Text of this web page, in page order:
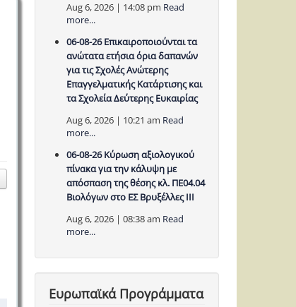
Aug 6, 2026 | 14:08 pm Read
more...
06-08-26 Επικαιροποιούνται τα
ανώτατα ετήσια όρια δαπανών
για τις Σχολές Ανώτερης
Επαγγελματικής Κατάρτισης και
τα Σχολεία Δεύτερης Ευκαιρίας
Aug 6, 2026 | 10:21 am Read
more...
06-08-26 Κύρωση αξιολογικού
πίνακα για την κάλυψη με
απόσπαση της θέσης κλ. ΠΕ04.04
Βιολόγων στο ΕΣ Βρυξέλλες ΙΙΙ
Aug 6, 2026 | 08:38 am Read
more...
Ευρωπαϊκά Προγράμματα